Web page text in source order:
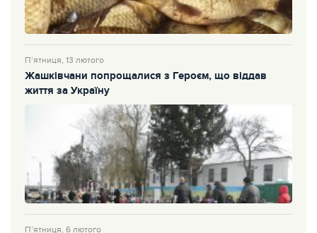
П’ятниця, 13 лютого
Жашківчани попрощалися з Героєм, що віддав
життя за Україну
П’ятниця, 6 лютого